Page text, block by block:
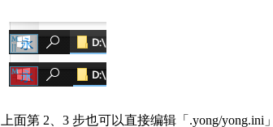
上面第 2、3 步也可以直接编辑「.yong/yong.ini